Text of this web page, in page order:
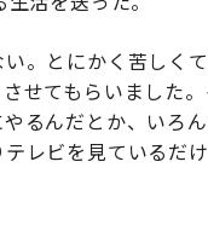
。とにかく苦しく
せてもらいました
るんだとか、いろ
レビを見ているだ